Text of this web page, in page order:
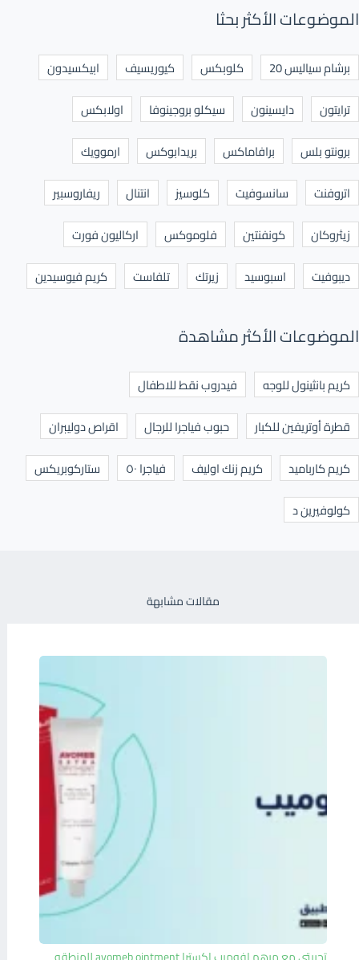
الموضوعات الأكثر بحثا
برشام سياليس 20 كلوبكس كيوريسيف
ابيكسيدون
ترايتون
دايسينون سيكلو بروجينوفا
اولابكس
برونتو بلس
برافاماكس بريدابوكس
ارموويك
اتروفنت
سانسوفيت كلوسيز انتنال
ريفاروسبير
زيثروكان
كونفنتين فلوموكس
اركاليون فورت
ديبوفيت
اسبوسيد زيرتك تلفاست كريم فيوسيدين
الموضوعات الأكثر مشاهدة
كريم بانثينول للوجه
فيدروب نقط للاطفال
قطرة أوتريفين للكبار
حبوب فياجرا للرجال
اقراص دوليبران
كريم كارباميد
كريم زنك اوليف فياجرا ٥٠
ستاركوبريكس
كولوفيرين د
مقالات مشابهة